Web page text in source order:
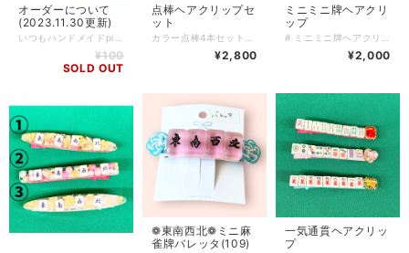
オーダーについて
(2023.11.30更新)
¥100
SOLD OUT
点棒ヘアクリップセ
ット
¥2,800
ミニミニ牌ヘアクリ
ップ
¥2,000
❁ 東南西北❁ ミニ麻
雀牌バレッタ(109)
一気通貫ヘアクリッ
プ